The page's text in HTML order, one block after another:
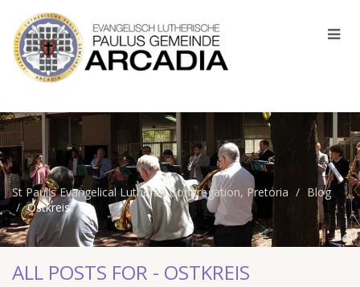
St Paul's Evangelical Lutheran Congregation, Pretoria
Blog
Ostkreis
ALL POSTS FOR - OSTKREIS